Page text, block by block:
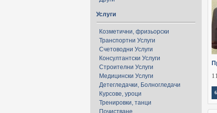
Услуги
Козметични, фризьорски
Транспортни Услуги
Счетоводни Услуги
Консултантски Услуги
Строителни Услуги
Медицински Услуги
Детегледачки, Болногледачи
Курсове, уроци
Тренировки, танци
Почистване